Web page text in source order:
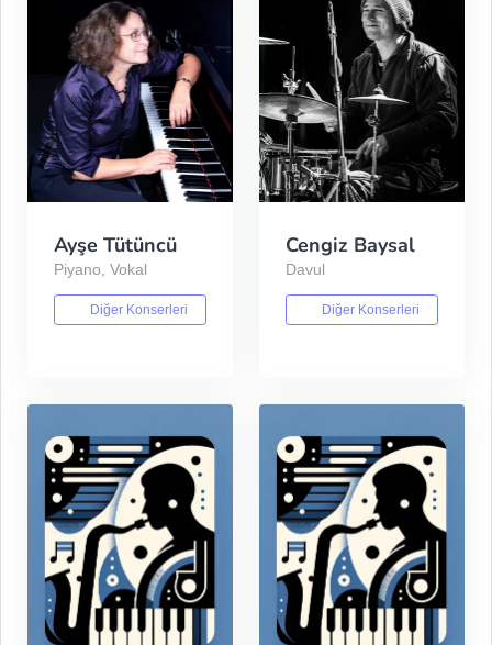
Ayşe Tütüncü
Piyano, Vokal
Diğer Konserleri
Cengiz Baysal
Davul
Diğer Konserleri